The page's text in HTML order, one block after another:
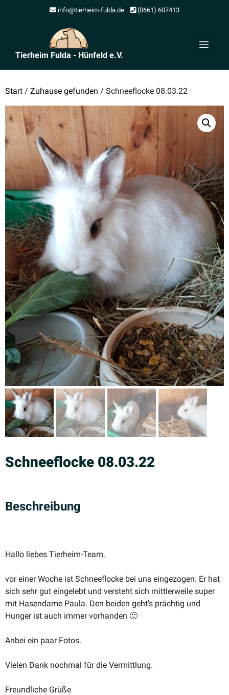
info@tierheim-fulda.de (0661) 607413
Tierheim Fulda - Hünfeld e.V.
Start / Zuhause gefunden / Schnee­flocke 08.03.22
Schnee­flocke 08.03.22
Beschreibung
Hallo liebes Tierheim-Team,
vor einer Woche ist Schnee­flocke bei uns einge­zogen. Er hat
sich sehr gut eingelebt und versteht sich mittler­weile super
mit Hasendame Paula. Den beiden geht’s prächtig und
Hunger ist auch immer vorhanden 🙂
Anbei ein paar Fotos.
Vielen Dank nochmal für die Vermittlung.
Freund­liche Grüße